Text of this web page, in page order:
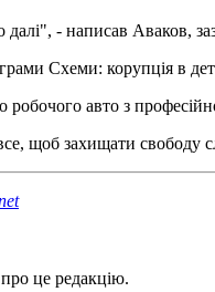
- написав Аваков,
Схеми: корупція в
робочого авто з
щоб захищати свободу
це редакцію.